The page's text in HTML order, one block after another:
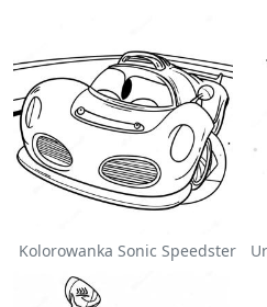
Kolorowanka Sonic Speedster